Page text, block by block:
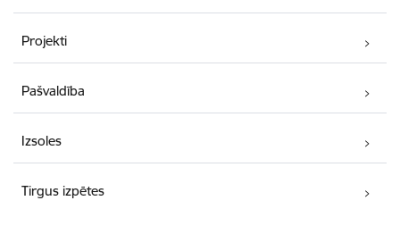
Projekti
Pašvaldība
Izsoles
Tirgus izpētes